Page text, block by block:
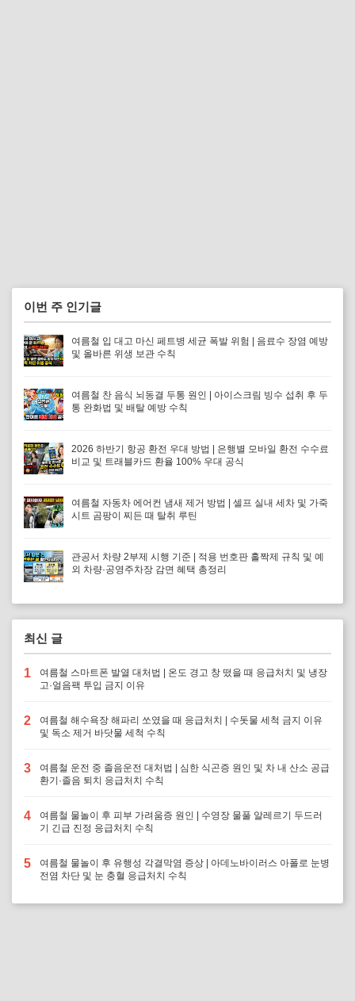
이번 주 인기글
여름철 입 대고 마신 페트병 세균 폭발 위험 | 음료수 장염 예방
및 올바른 위생 보관 수칙
여름철 찬 음식 뇌동결 두통 원인 | 아이스크림 빙수 섭취 후 두
통 완화법 및 배탈 예방 수칙
2026 하반기 항공 환전 우대 방법 | 은행별 모바일 환전 수수료
비교 및 트래블카드 환율 100% 우대 공식
여름철 자동차 에어컨 냄새 제거 방법 | 셀프 실내 세차 및 가죽
시트 곰팡이 찌든 때 탈취 루틴
관공서 차량 2부제 시행 기준 | 적용 번호판 홀짝제 규칙 및 예
외 차량·공영주차장 감면 혜택 총정리
최신 글
1
여름철 스마트폰 발열 대처법 | 온도 경고 창 떴을 때 응급처치 및 냉장
고·얼음팩 투입 금지 이유
2
여름철 해수욕장 해파리 쏘였을 때 응급처치 | 수돗물 세척 금지 이유
및 독소 제거 바닷물 세척 수칙
3
여름철 운전 중 졸음운전 대처법 | 심한 식곤증 원인 및 차 내 산소 공급
환기·졸음 퇴치 응급처치 수칙
4
여름철 물놀이 후 피부 가려움증 원인 | 수영장 물풀 알레르기 두드러
기 긴급 진정 응급처치 수칙
5
여름철 물놀이 후 유행성 각결막염 증상 | 아데노바이러스 아폴로 눈병
전염 차단 및 눈 충혈 응급처치 수칙